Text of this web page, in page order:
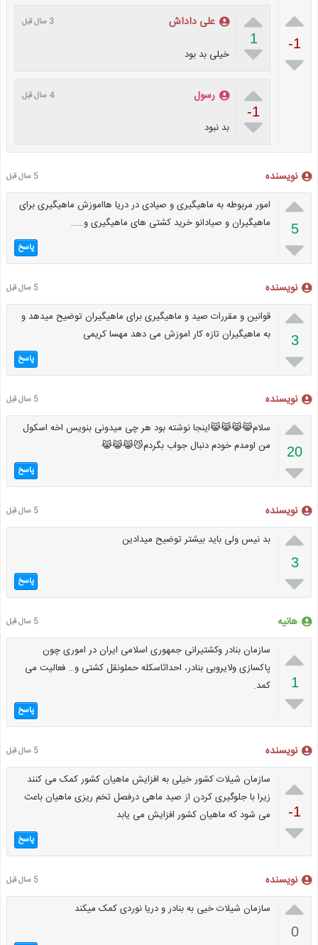

-1


1

علی داداش 3 سال قبل
خیلی بد بود

-1

رسول‌ 4 سال قبل
بد نبود
نویسنده 5 سال قبل

5

امور مربوطه به ماهیگیری و صیادی در دریا هااموزش ماهیگیری برای
ماهیگیران و صیادانو خرید کشتی های ماهیگیری و……
پاسخ
نویسنده 5 سال قبل

3

قوانین و مقررات صید و ماهیگیری برای ماهیگیران توضیح میدهد و
به ماهیگیران تازه کار اموزش می دهد مهسا کریمی
پاسخ
نویسنده 5 سال قبل

20

سلام😹😹😹😹اینجا نوشته بود هر چی میدونی بنویس اخه اسکول
من اومدم خودم دنبال جواب بگردم😼😹😹😹
پاسخ
نویسنده 5 سال قبل

3

بد نیس ولی باید بیشتر توضیح میدادین
پاسخ
هانیه 5 سال قبل

1

سازمان بنادر وکشتیرانی جمهوری اسلامی ایران در اموری چون
پاکسازی ولایروبی بنادر، احداثاسکله حملونقل کشتی و… فعالیت می
کمد.
پاسخ
نویسنده 5 سال قبل

-1

سازمان شیلات کشور خیلی به افزایش ماهیان کشور کمک می کنند
زیرا با جلوگیری کردن از صید ماهی درفصل تخم ریزی ماهیان باعث
می شود که ماهیان کشور افزایش می یابد
پاسخ
نویسنده 5 سال قبل

0
سازمان شیلات خیی به بنادر و دریا نوردی کمک میکند